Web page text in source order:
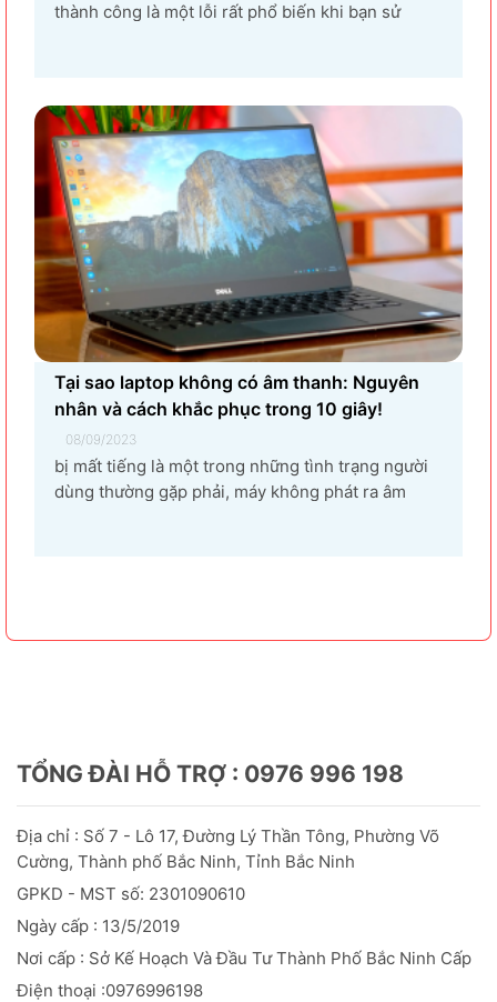
thành công là một lỗi rất phổ biến khi bạn sử
Tại sao laptop không có âm thanh: Nguyên
nhân và cách khắc phục trong 10 giây!
08/09/2023
bị mất tiếng là một trong những tình trạng người
dùng thường gặp phải, máy không phát ra âm
TỔNG ĐÀI HỖ TRỢ : 0976 996 198
Địa chỉ : Số 7 - Lô 17, Đường Lý Thần Tông, Phường Võ
Cường, Thành phố Bắc Ninh, Tỉnh Bắc Ninh
GPKD - MST số: 2301090610
Ngày cấp : 13/5/2019
Nơi cấp : Sở Kế Hoạch Và Đầu TưThành Phố Bắc Ninh Cấp
Điện thoại :0976996198